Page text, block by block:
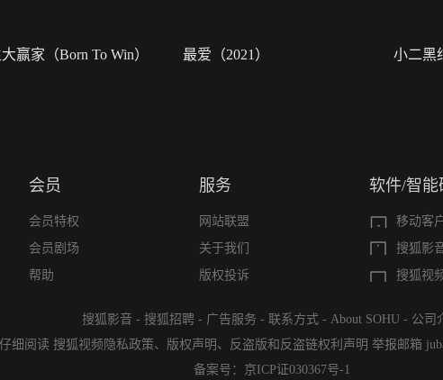
赢家（Born To Win） 最爱（2021） 小二黑
会员
会员特权
会员剧场
帮助
服务
网站联盟
关于我们
版权投诉
软件/智能
移动客
搜狐影
搜狐视
搜狐影音 - 搜狐招聘 - 广告服务 - 联系方式 - About SOHU - 公司
细阅读 搜狐视频隐私政策、 版权声明 、 反盗版和反盗链权利声明 举报邮箱
备案号： 京ICP证030367号-1